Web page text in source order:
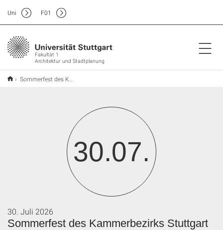
Fakultät 1
Architektur und Stadtplanung
Uni F01
Sommerfest des Kammerbezirks Stuttgart
30.07.
Sommerfest des Kammerbezirks Stuttgart
30. Juli 2026